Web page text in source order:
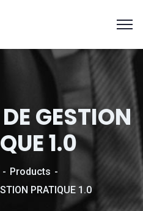
GESTION
1.0
Products
PRATIQUE 1.0